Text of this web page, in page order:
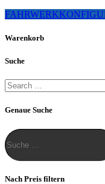
Warenkorb
Suche
Genaue Suche
Suche
…
Nach Preis filtern